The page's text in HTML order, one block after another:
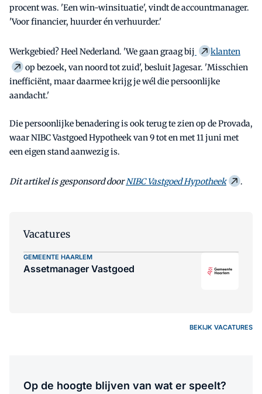
procent was. 'Een win-winsituatie', vindt de accountmanager.
'Voor financier, huurder én verhuurder.'
Werkgebied? Heel Nederland. 'We gaan graag bij
klanten
op bezoek, van noord tot zuid', besluit Jagesar. 'Misschien
inefficiënt, maar daarmee krijg je wél die persoonlijke
aandacht.'
Die persoonlijke benadering is ook terug te zien op de Provada,
waar NIBC Vastgoed Hypotheek van 9 tot en met 11 juni met
een eigen stand aanwezig is.
Dit artikel is gesponsord doorNIBC Vastgoed Hypotheek .
Vacatures
GEMEENTE HAARLEM
Assetmanager Vastgoed
BEKIJK VACATURES
Op de hoogte blijven van wat er speelt?